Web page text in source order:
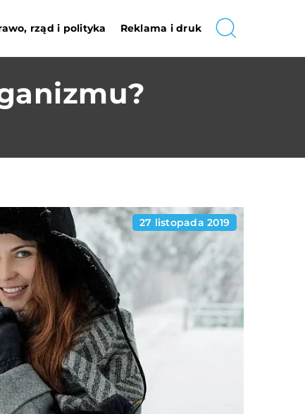
rząd i polityka Reklama i druk
27 listopada 2019